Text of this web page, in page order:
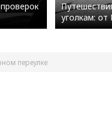
уголкам:
переулке